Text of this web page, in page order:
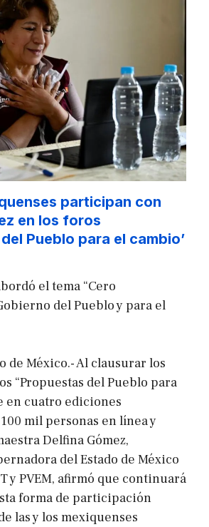
participan con
en los foros
Pueblo para el cambio’
el tema “Cero
del Pueblo y para el
de México.- Al clausurar los
“Propuestas del Pueblo para
en cuatro ediciones
mil personas en línea y
Delfina Gómez,
del Estado de México
y PVEM, afirmó que continuará
forma de participación
las y los mexiquenses